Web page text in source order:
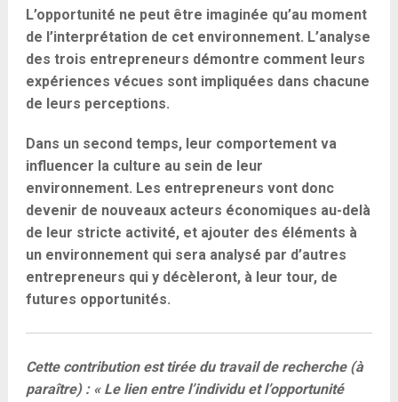
L’opportunité ne peut être imaginée qu’au moment
de l’interprétation de cet environnement. L’analyse
des trois entrepreneurs démontre comment leurs
expériences vécues sont impliquées dans chacune
de leurs perceptions.
Dans un second temps, leur comportement va
influencer la culture au sein de leur
environnement. Les entrepreneurs vont donc
devenir de nouveaux acteurs économiques au-delà
de leur stricte activité, et ajouter des éléments à
un environnement qui sera analysé par d’autres
entrepreneurs qui y décèleront, à leur tour, de
futures opportunités.
Cette contribution est tirée du travail de recherche (à
paraître) : « Le lien entre l’individu et l’opportunité